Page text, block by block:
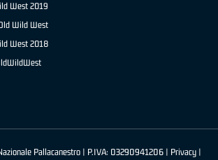
West 2019
Wild West
West 2018
Pallacanestro | P.IVA: 03290941206 | Privacy|